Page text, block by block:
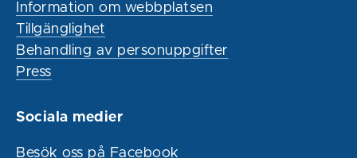
Information om webbplatsen
Tillgänglighet
Behandling av personuppgifter
Press
Sociala medier
Besök oss på Facebook